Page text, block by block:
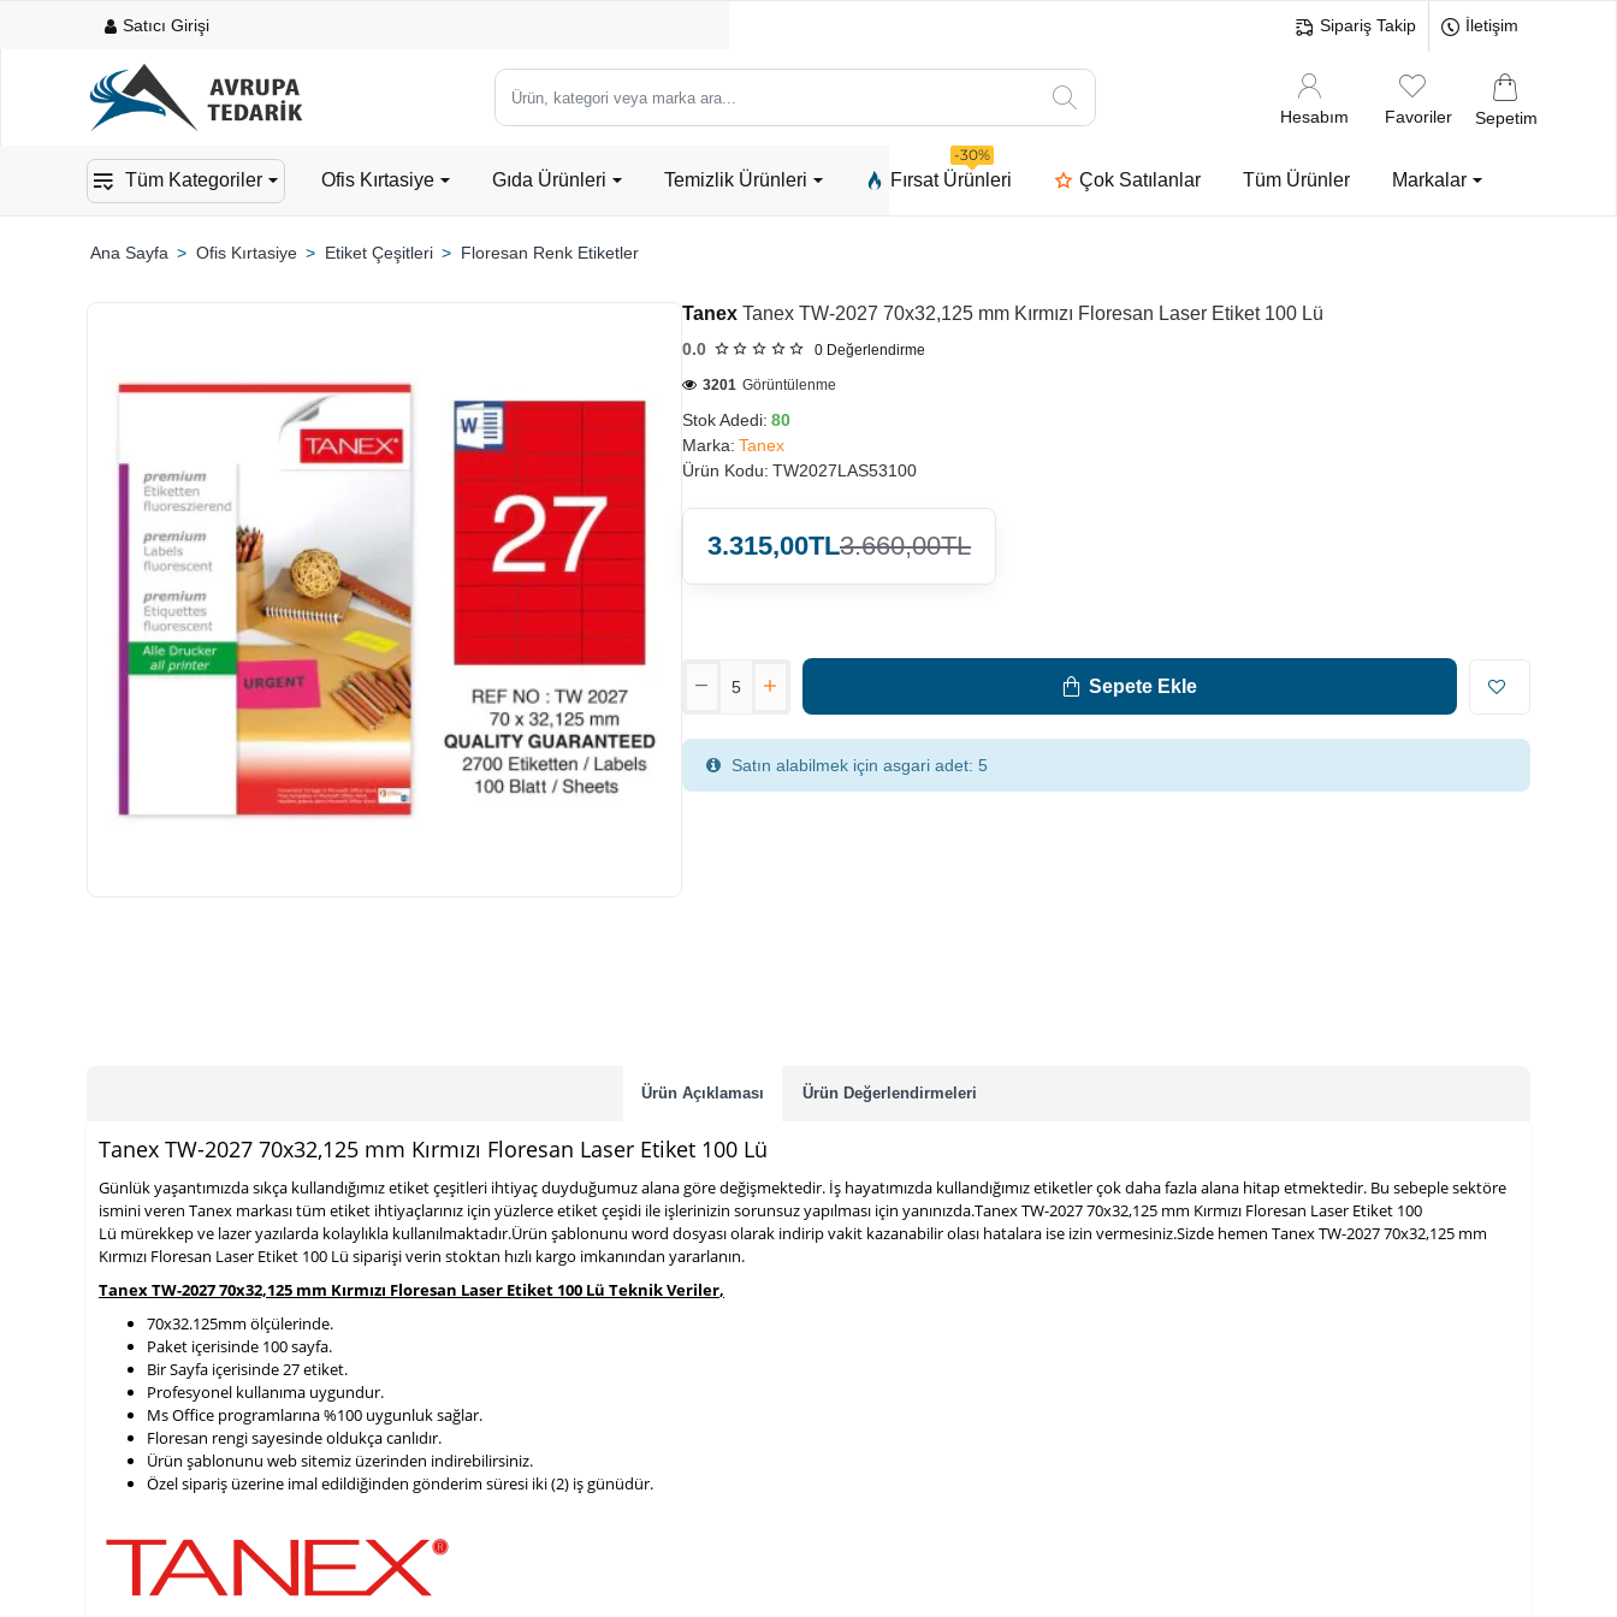
Satıcı Girişi Sipariş Takip İletişim
Ürün,
kategori
marka
Hesabım Favoriler Sepetim
Tüm Kategoriler Ofis Kırtasiye Gıda Ürünleri Temizlik Ürünleri Fırsat Ürünleri
-30%
Çok Satılanlar Tüm Ürünler Markalar
Ofis Kırtasiye Etiket Çeşitleri Floresan Renk Etiketler
900 TL Üzeri Kargo Ücretsiz
Tanex Tanex TW-2027 70x32,125 mm Kırmızı Floresan Laser Etiket 100 Lü
0.0 0 Değerlendirme
Stok Adedi: 80
Marka: Tanex
Ürün Kodu: TW2027LAS53100
3201 Görüntülenme
3.315,00TL3.660,00TL
Sepete Ekle
Satın alabilmek için asgari adet: 5
Ürün Açıklaması Ürün Değerlendirmeleri
Tanex TW-2027 70x32,125 mm Kırmızı Floresan Laser Etiket 100 Lü
Günlük yaşantımızda sıkça kullandığımız etiket çeşitleri ihtiyaç duyduğumuz alana göre değişmektedir. İş hayatımızda kullandığımız etiketler çok daha fazla alana hitap etmektedir. Bu sebeple sektöre
ismini veren Tanex markası tüm etiket ihtiyaçlarınız için yüzlerce etiket çeşidi ile işlerinizin sorunsuz yapılması için yanınızda.Tanex TW-2027 70x32,125 mm Kırmızı Floresan Laser Etiket 100
Lü mürekkep ve lazer yazılarda kolaylıkla kullanılmaktadır.Ürün şablonunu word dosyası olarak indirip vakit kazanabilir olası hatalara ise izin vermesiniz.Sizde hemen Tanex TW-2027 70x32,125 mm
Kırmızı Floresan Laser Etiket 100 Lü siparişi verin stoktan hızlı kargo imkanından yararlanın.
Tanex TW-2027 70x32,125 mm Kırmızı Floresan Laser Etiket 100 Lü Teknik Veriler,
70x32.125mm ölçülerinde.
Paket içerisinde 100 sayfa.
Bir Sayfa içerisinde 27 etiket.
Profesyonel kullanıma uygundur.
Ms Office programlarına %100 uygunluk sağlar.
Floresan rengi sayesinde oldukça canlıdır.
Ürün şablonunu web sitemiz üzerinden indirebilirsiniz.
Özel sipariş üzerine imal edildiğinden gönderim süresi iki (2) iş günüdür.